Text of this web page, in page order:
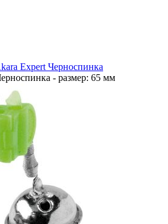
Expert Черноспинка
- размер: 65 мм